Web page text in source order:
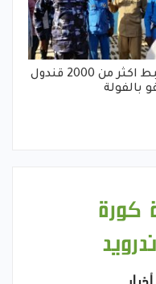
ضبط اكثر من 2000 قندول
بالفولة